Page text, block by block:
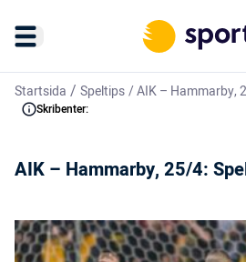
Startsida / Speltips/AIK – Hammarby,
Skribenter:
AIK – Hammarby, 25/4: